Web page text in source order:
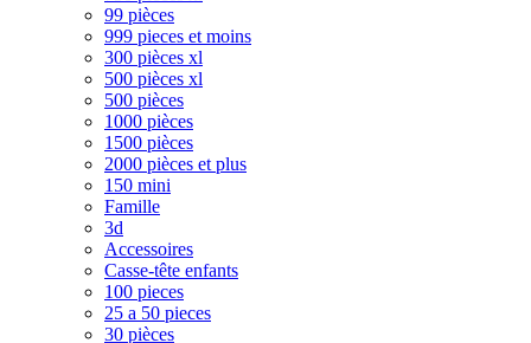
99 pièces
999 pieces et moins
300 pièces xl
500 pièces xl
500 pièces
1000 pièces
1500 pièces
2000 pièces et plus
150 mini
Famille
3d
Accessoires
Casse-tête enfants
100 pieces
25 a 50 pieces
30 pièces